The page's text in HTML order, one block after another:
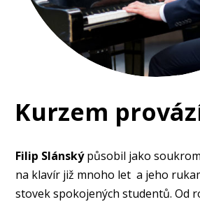
Kurzem
Filip Slánskýpůsobil jako
na klavír již mnoho let a jeho
stovek spokojených studentů. Od